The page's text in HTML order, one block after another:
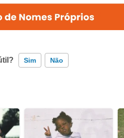
Sim Não
informação incorreta
tem a informação que procuro